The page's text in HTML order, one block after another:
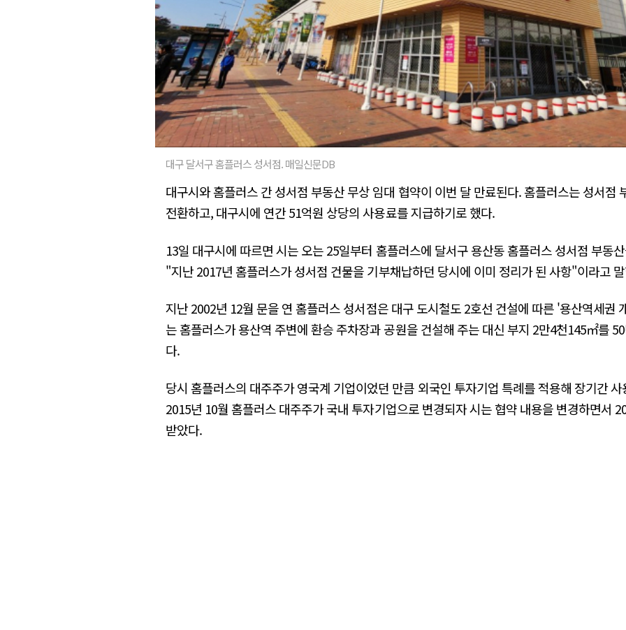
대구 달서구 홈플러스 성서점. 매일신문DB
대구시와 홈플러스 간 성서점 부동산 무상 임대 협약이 이번 달 만료된다. 홈플러스는 성서점
전환하고, 대구시에 연간 51억원 상당의 사용료를 지급하기로 했다.
13일 대구시에 따르면 시는 오는 25일부터 홈플러스에 달서구 용산동 홈플러스 성서점 부동
"지난 2017년 홈플러스가 성서점 건물을 기부채납하던 당시에 이미 정리가 된 사항"이라고
지난 2002년 12월 문을 연 홈플러스 성서점은 대구 도시철도 2호선 건설에 따른 '용산역세권
는 홈플러스가 용산역 주변에 환승 주차장과 공원을 건설해 주는 대신 부지 2만4천145㎡를
다.
당시 홈플러스의 대주주가 영국계 기업이었던 만큼 외국인 투자기업 특례를 적용해 장기간
2015년 10월 홈플러스 대주주가 국내 투자기업으로 변경되자 시는 협약 내용을 변경하면서
받았다.